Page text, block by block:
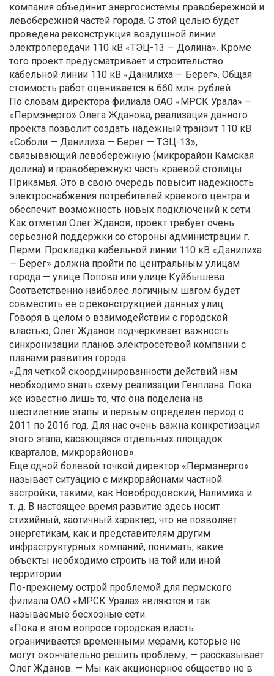
компания объединит энергосистемы правобережной и
левобережной частей города. С этой целью будет
проведена реконструкция воздушной линии
электропередачи 110 кВ «ТЭЦ-13 — Долина». Кроме
того проект предусматривает и строительство
кабельной линии 110 кВ «Данилиха — Берег». Общая
стоимость работ оценивается в 660 млн. рублей.
По словам директора филиала ОАО «МРСК Урала» —
«Пермэнерго» Олега Жданова, реализация данного
проекта позволит создать надежный транзит 110 кВ
«Соболи — Данилиха — Берег — ТЭЦ-13»,
связывающий левобережную (микрорайон Камская
долина) и правобережную часть краевой столицы
Прикамья. Это в свою очередь повысит надежность
электроснабжения потребителей краевого центра и
обеспечит возможность новых подключений к сети.
Как отметил Олег Жданов, проект требует очень
серьезной поддержки со стороны администрации г.
Перми. Прокладка кабельной линии 110 кВ «Данилиха
— Берег» должна пройти по центральным улицам
города — улице Попова или улице Куйбышева.
Соответственно наиболее логичным шагом будет
совместить ее с реконструкцией данных улиц.
Говоря в целом о взаимодействии с городской
властью, Олег Жданов подчеркивает важность
синхронизации планов электросетевой компании с
планами развития города:
«Для четкой скоординированности действий нам
необходимо знать схему реализации Генплана. Пока
же известно лишь то, что она поделена на
шестилетние этапы и первым определен период с
2011 по 2016 год. Для нас очень важна конкретизация
этого этапа, касающаяся отдельных площадок
кварталов, микрорайонов».
Еще одной болевой точкой директор «Пермэнерго»
называет ситуацию с микрорайонами частной
застройки, такими, как Новобродовский, Налимиха и
т. д. В настоящее время развитие здесь носит
стихийный, хаотичный характер, что не позволяет
энергетикам, как и представителям другим
инфраструктурных компаний, понимать, какие
объекты необходимо строить на той или иной
территории.
По-прежнему острой проблемой для пермского
филиала ОАО «МРСК Урала» являются и так
называемые бесхозные сети.
«Пока в этом вопросе городская власть
ограничивается временными мерами, которые не
могут окончательно решить проблему, — рассказывает
Олег Жданов. — Мы как акционерное общество не в